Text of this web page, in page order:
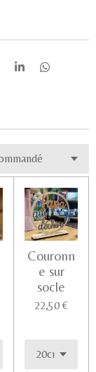
P
g
P
g
Couronn
e sur
socle
22,50 €